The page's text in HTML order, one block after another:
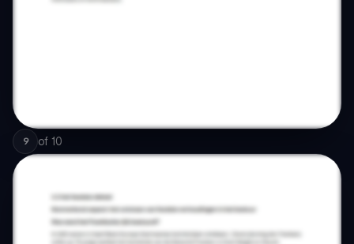
9 of 10